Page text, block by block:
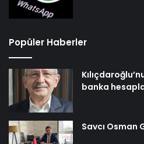
Popüler Haberler
banka
Savcı Osman